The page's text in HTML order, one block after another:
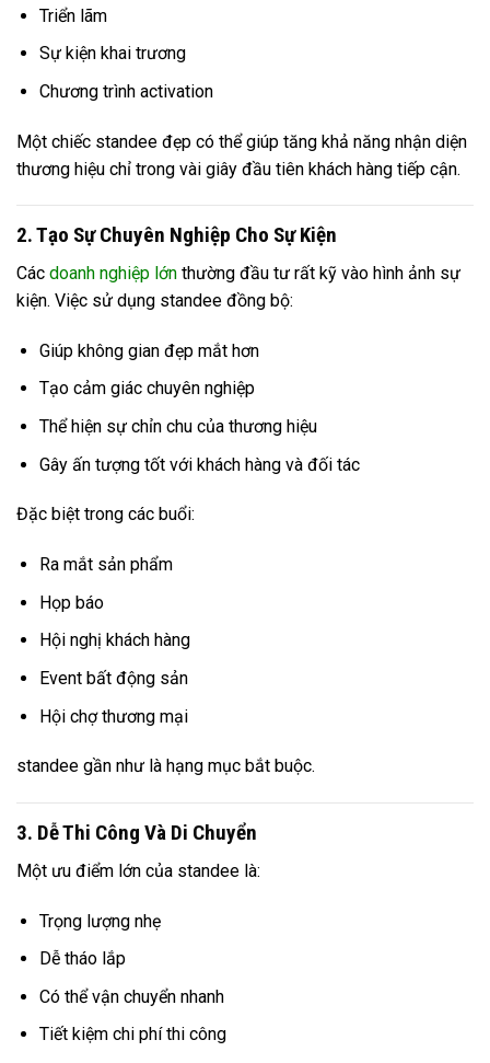
Triển lãm
Sự kiện khai trương
Chương trình activation
Một chiếc standee đẹp có thể giúp tăng khả năng nhận diện
thương hiệu chỉ trong vài giây đầu tiên khách hàng tiếp cận.
2. Tạo Sự Chuyên Nghiệp Cho Sự Kiện
Các doanh nghiệp lớn thường đầu tư rất kỹ vào hình ảnh sự
kiện. Việc sử dụng standee đồng bộ:
Giúp không gian đẹp mắt hơn
Tạo cảm giác chuyên nghiệp
Thể hiện sự chỉn chu của thương hiệu
Gây ấn tượng tốt với khách hàng và đối tác
Đặc biệt trong các buổi:
Ra mắt sản phẩm
Họp báo
Hội nghị khách hàng
Event bất động sản
Hội chợ thương mại
standee gần như là hạng mục bắt buộc.
3. Dễ Thi Công Và Di Chuyển
Một ưu điểm lớn của standee là:
Trọng lượng nhẹ
Dễ tháo lắp
Có thể vận chuyển nhanh
Tiết kiệm chi phí thi công